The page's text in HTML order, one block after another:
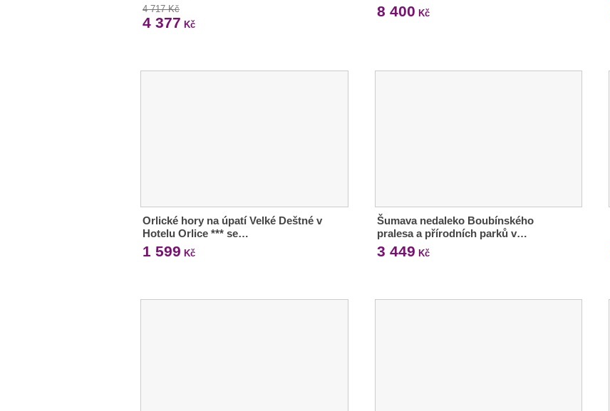
4 717 Kč
4 377 Kč
8 400 Kč
Orlické hory na úpatí Velké Deštné v
Hotelu Orlice *** se…
1 599 Kč
Šumava nedaleko Boubínského
pralesa a přírodních parků v…
3 449 Kč